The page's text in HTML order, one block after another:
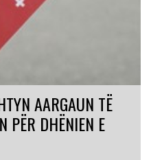
AARGAUN TË
PËR DHËNIEN E